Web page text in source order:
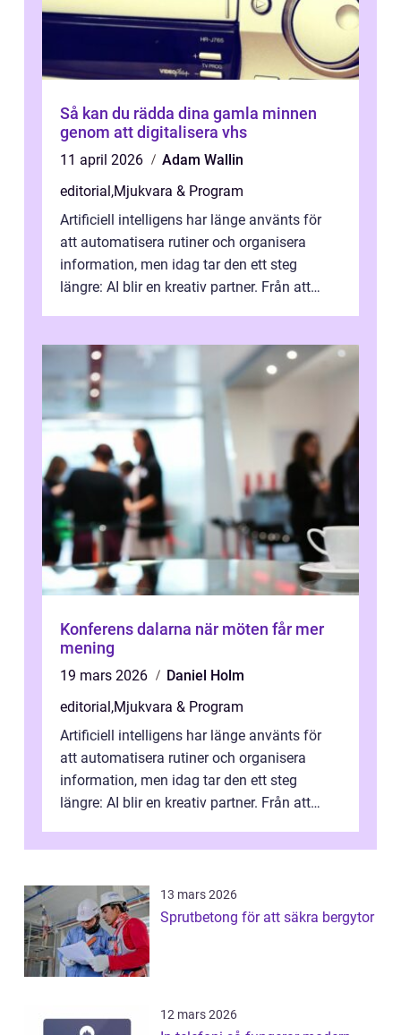
Så kan du rädda dina gamla minnen
genom att digitalisera vhs
11 april 2026
Adam Wallin
editorial,Mjukvara & Program
Artificiell intelligens har länge använts för
att automatisera rutiner och organisera
information, men idag tar den ett steg
längre: AI blir en kreativ partner. Från att
Konferens dalarna när möten får mer
mening
19 mars 2026
Daniel Holm
editorial,Mjukvara & Program
Artificiell intelligens har länge använts för
att automatisera rutiner och organisera
information, men idag tar den ett steg
längre: AI blir en kreativ partner. Från att
13 mars 2026
Sprutbetong för att säkra bergytor
12 mars 2026